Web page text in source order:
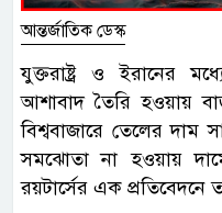
আন্তর্জাতিক ডেস্ক
যুক্তরাষ্ট্র ও ইরানের
আশাবাদ তৈরি হওয়ায়
বিশ্ববাজারে তেলের দাম
সমঝোতা না হওয়ায়
রয়টার্সের এক প্রতিবেদনে